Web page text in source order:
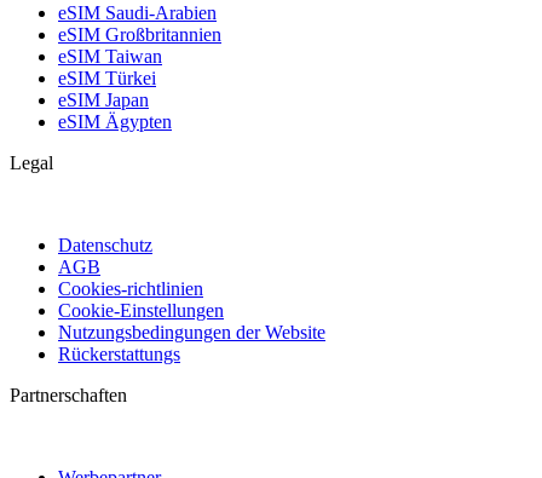
eSIM Saudi-Arabien
eSIM Großbritannien
eSIM Taiwan
eSIM Türkei
eSIM Japan
eSIM Ägypten
Legal
Datenschutz
AGB
Cookies-richtlinien
Cookie-Einstellungen
Nutzungsbedingungen der Website
Rückerstattungs
Partnerschaften